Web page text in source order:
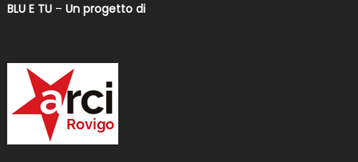
BLU E TU– Un progetto di